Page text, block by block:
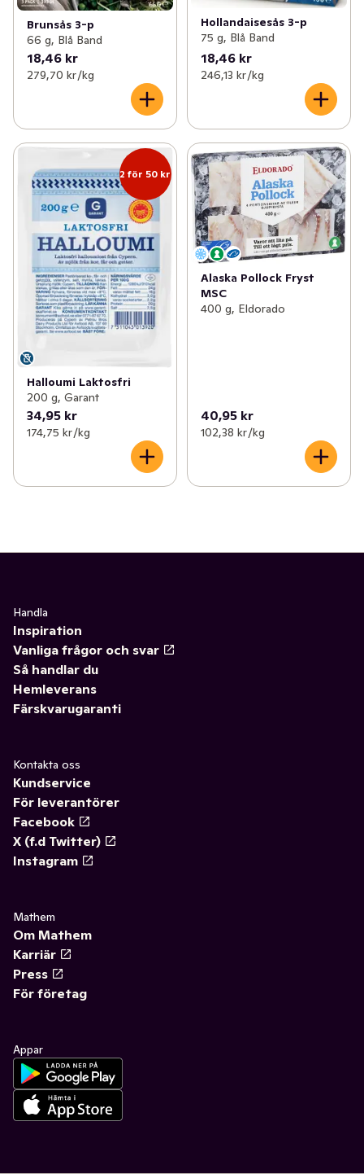
Brunsås 3-p
66 g, Blå Band
18,46 kr
279,70 kr /kg
Hollandaisesås 3-p
75 g, Blå Band
18,46 kr
246,13 kr /kg
2 för 50 kr
Halloumi Laktosfri
200 g, Garant
34,95 kr
174,75 kr /kg
Alaska Pollock Fryst
MSC
400 g, Eldorado
40,95 kr
102,38 kr /kg
Handla
Inspiration
Vanliga frågor och svar
Så handlar du
Hemleverans
Färskvarugaranti
Kontakta oss
Kundservice
För leverantörer
Facebook
X (f.d Twitter)
Instagram
Mathem
Om Mathem
Karriär
Press
För företag
Appar